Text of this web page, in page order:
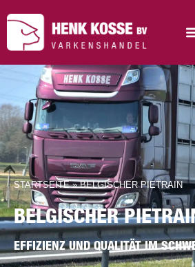
STARTSEITE»BELGISCHER PIETRAIN
BELGISCHER
EFFIZIENZ UND QUALITÄT IM